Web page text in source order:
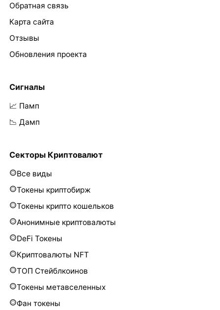
Обратная связь
Карта сайта
Отзывы
Обновления проекта
Сигналы
📈 Памп
📉 Дамп
Секторы Криптовалют
Все виды
Токены криптобирж
Токены крипто кошельков
Анонимные криптовалюты
DeFi Токены
Криптовалюты NFT
ТОП Стейблкоинов
Токены метавселенных
Фан токены